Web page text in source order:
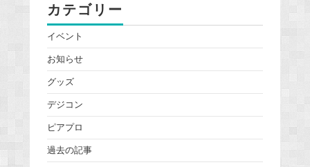
カテゴリー
イベント
お知らせ
グッズ
デジコン
ピアプロ
過去の記事